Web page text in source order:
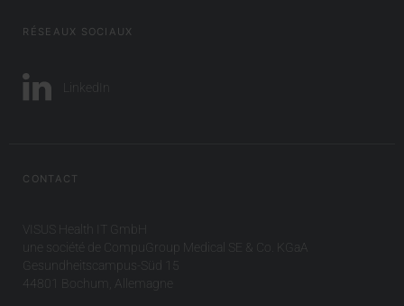
RÉSEAUX SOCIAUX
LinkedIn
CONTACT
VISUS Health IT GmbH
une société de CompuGroup Medical SE & Co. KGaA
Gesundheitscampus-Süd 15
44801 Bochum, Allemagne